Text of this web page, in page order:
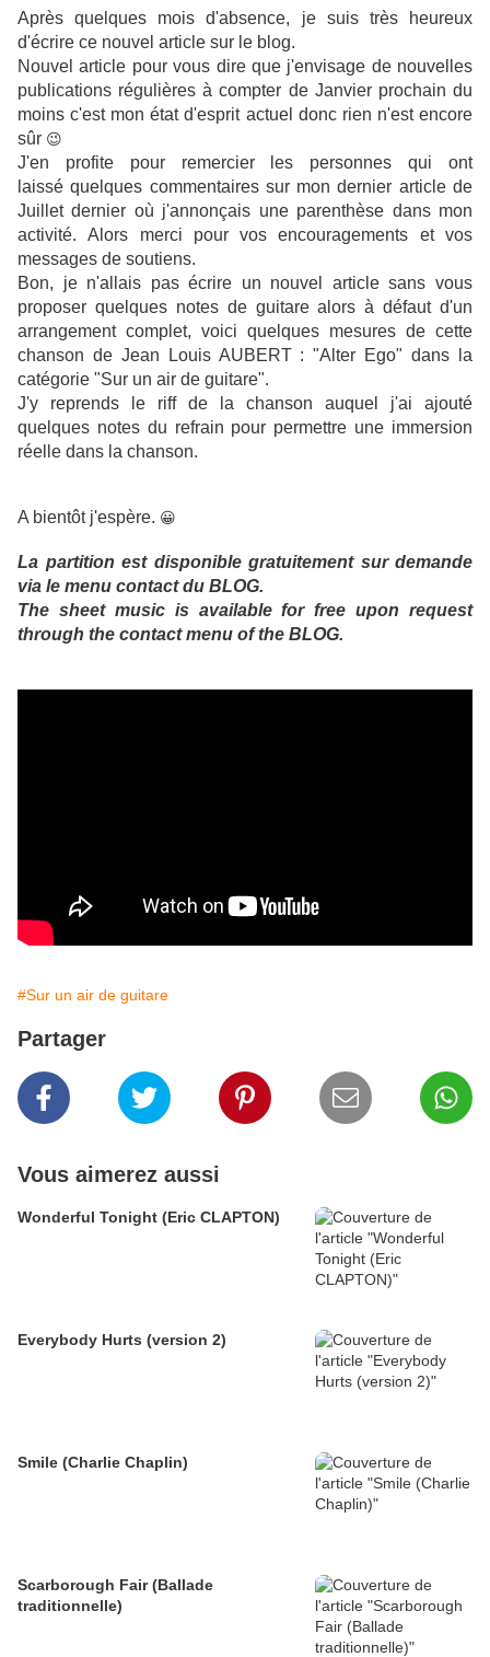
Après quelques mois d'absence, je suis très heureux
d'écrire ce nouvel article sur le blog.
Nouvel article pour vous dire que j'envisage de nouvelles
publications régulières à compter de Janvier prochain du
moins c'est mon état d'esprit actuel donc rien n'est encore
sûr 😉
J'en profite pour remercier les personnes qui ont
laissé quelques commentaires sur mon dernier article de
Juillet dernier où j'annonçais une parenthèse dans mon
activité. Alors merci pour vos encouragements et vos
messages de soutiens.
Bon, je n'allais pas écrire un nouvel article sans vous
proposer quelques notes de guitare alors à défaut d'un
arrangement complet, voici quelques mesures de cette
chanson de Jean Louis AUBERT : "Alter Ego" dans la
catégorie "Sur un air de guitare".
J'y reprends le riff de la chanson auquel j'ai ajouté
quelques notes du refrain pour permettre une immersion
réelle dans la chanson.
A bientôt j'espère. 😀
La partition est disponible gratuitement sur demande
via le menu contact du BLOG.
The sheet music is available for free upon request
through the contact menu of the BLOG.
#Sur un air de guitare
Partager
Vous aimerez aussi
Wonderful Tonight (Eric CLAPTON)
Everybody Hurts (version 2)
Smile (Charlie Chaplin)
Scarborough Fair (Ballade
traditionnelle)